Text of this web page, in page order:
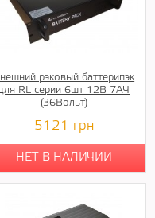
рэковый баттерипэк
RL серии 6шт 12В 7АЧ
(36Вольт)
5121 грн
НЕТ В НАЛИЧИИ